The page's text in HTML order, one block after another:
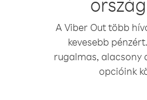
A Viber Out több
kevesebb
rugalmas, alacsony
opcióink